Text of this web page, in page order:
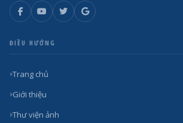
ĐIỀU HƯỚNG
Trang chủ
Giới thiệu
Thư viện ảnh